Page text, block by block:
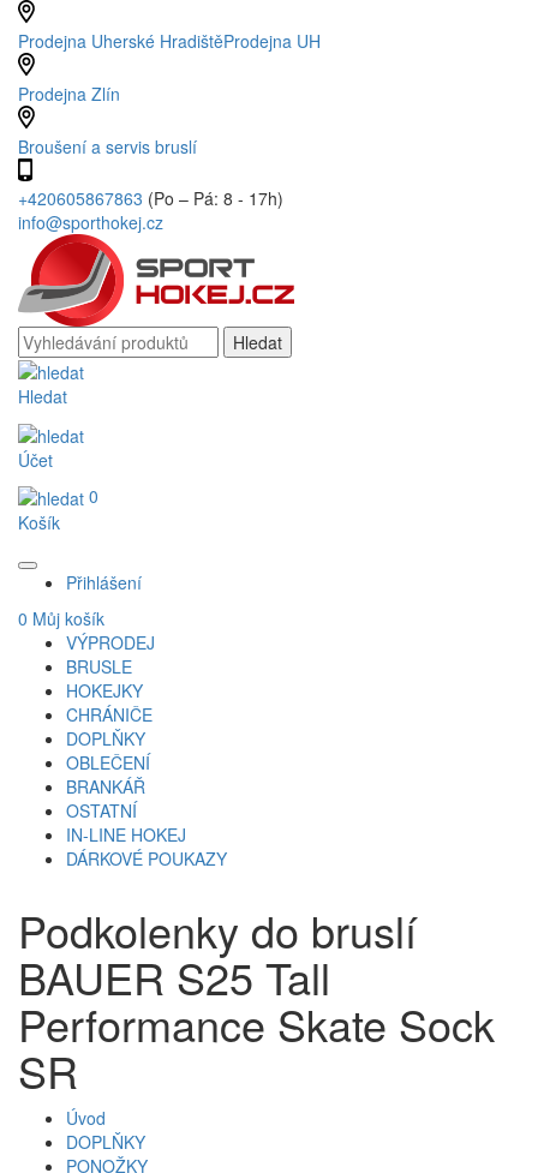
Prodejna Uherské HradištěProdejna UH
Prodejna Zlín
Broušení a servis bruslí
+420605867863 (Po – Pá: 8 - 17h)
info@sporthokej.cz
Hledat
Účet
0
Košík
Přihlášení
0 Můj košík
VÝPRODEJ
BRUSLE
HOKEJKY
CHRÁNIČE
DOPLŇKY
OBLEČENÍ
BRANKÁŘ
OSTATNÍ
IN-LINE HOKEJ
DÁRKOVÉ POUKAZY
Podkolenky do bruslí
BAUER S25 Tall
Performance Skate Sock
SR
Úvod
DOPLŇKY
PONOŽKY